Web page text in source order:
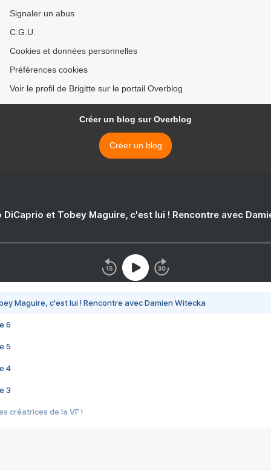
Signaler un abus
C.G.U.
Cookies et données personnelles
Préférences cookies
Voir le profil de Brigitte sur le portail Overblog
Créer un blog sur Overblog
Créer un blog
DiCaprio et Tobey Maguire, c'est lui ! Rencontre avec
Maguire, c'est lui ! Rencontre avec Damien Witecka
6
5
4
3
créatrices de la VF !